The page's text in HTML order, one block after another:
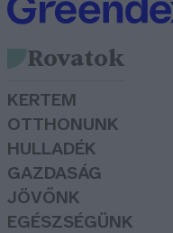
Rovatok
KERTEM
OTTHONUNK
HULLADÉK
GAZDASÁG
JÖVŐNK
EGÉSZSÉGÜNK